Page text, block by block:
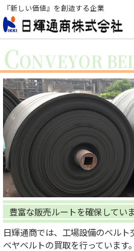
『新しい価値』を創造する企業
CONVEYOR
豊富な販売ルートを確保してい
日輝通商では、工場設備のベル
ベヤベルトの買取を行っています。